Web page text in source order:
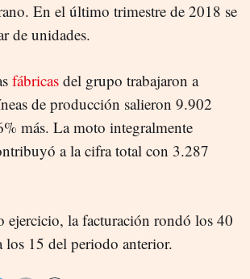
En el último trimestre de 2018 se
de unidades.
fábricas del grupo trabajaron a
de producción salieron 9.902
más. La moto integralmente
a la cifra total con 3.287
ejercicio, la facturación rondó los 40
los 15 del periodo anterior.